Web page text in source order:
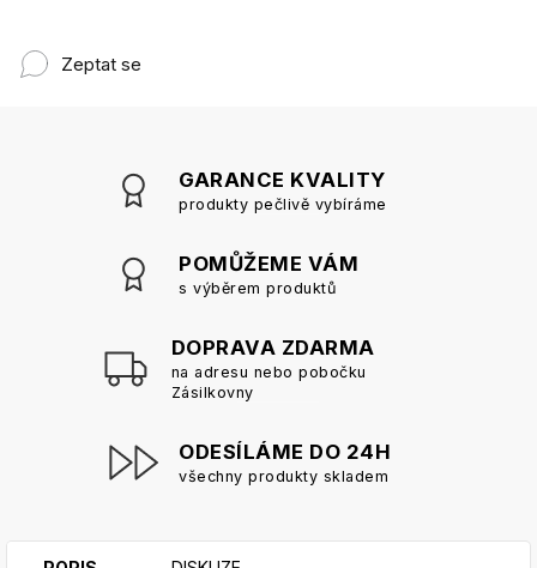
Zeptat se
GARANCE KVALITY
produkty pečlivě vybíráme
POMŮŽEME VÁM
s výběrem produktů
DOPRAVA ZDARMA
na adresu nebo pobočku
Zásilkovny
ODESÍLÁME DO 24H
všechny produkty skladem